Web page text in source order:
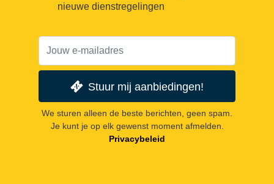
nieuwe dienstregelingen
Stuur mij aanbiedingen!
We sturen alleen de beste berichten, geen spam.
Je kunt je op elk gewenst moment afmelden.
Privacybeleid